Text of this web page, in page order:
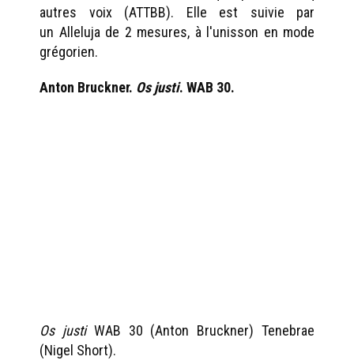
autres voix (ATTBB). Elle est suivie par
un Alleluja de 2 mesures, à l'unisson en mode
grégorien.
Anton Bruckner. Os justi. WAB 30.
Os justiWAB 30 (Anton Bruckner) Tenebrae
(Nigel Short).